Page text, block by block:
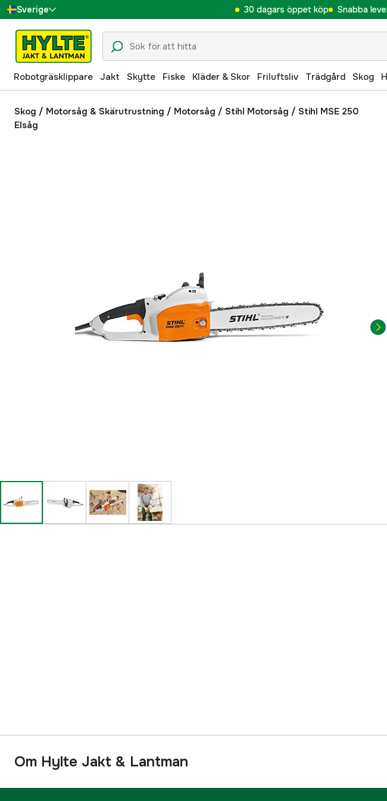
Sverige
Danmark
Suomi
Norge
Deutschland
30 dagars öppet köp Snabba
Robotgräsklippare Jakt Skytte Fiske Kläder & Skor Friluftsliv Trädgård Skog
Skog / Motorsåg & Skärutrustning / Motorsåg / Stihl Motorsåg / Stihl MSE 250
Elsåg
Om Hylte Jakt & Lantman